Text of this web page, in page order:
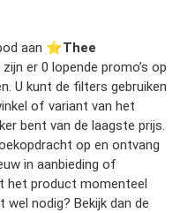
aan ⭐️Thee
er 0 lopende promo’s op
U kunt de filters gebruiken
of variant van het
bent van de laagste prijs.
op en ontvang
in aanbieding of
het product momenteel
nodig? Bekijk dan de